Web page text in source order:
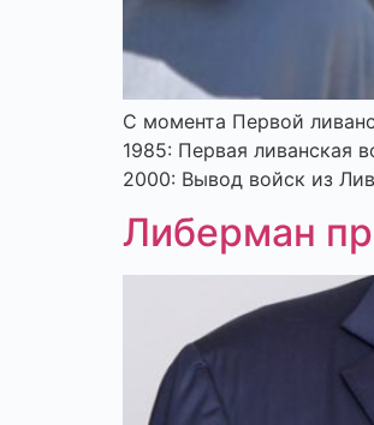
С момента Первой
1985: Первая ливанская
⁠2000: Вывод войск из
Либерман